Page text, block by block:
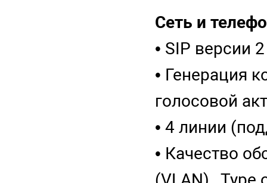
Сеть и
• SIP версии
• Генерация
голосовой
• 4 линии
• Качество